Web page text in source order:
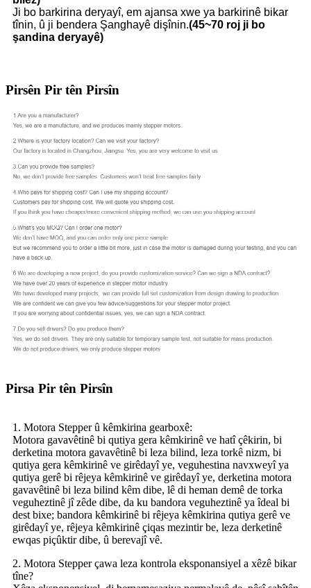
Ji bo barkirina deryayî, em ajansa xwe ya barkirinê bikar
tînin, û ji bendera Şanghayê dişînin.(45~70 roj ji bo
şandina deryayê)
Pirsên Pir tên Pirsîn
Pirsa Pir tên Pirsîn
1. Motora Stepper û kêmkirina gearboxê:
Motora gavavêtinê bi qutiya gera kêmkirinê ve hatî çêkirin, bi
derketina motora gavavêtinê bi leza bilind, leza torkê nizm, bi
qutiya gera kêmkirinê ve girêdayî ye, veguhestina navxweyî ya
qutiya gerê bi rêjeya kêmkirinê ve girêdayî ye, derketina motora
gavavêtinê bi leza bilind kêm dibe, lê di heman demê de torka
veguheztinê jî zêde dibe, da ku bandora veguheztinê ya îdeal bi
dest bixe; bandora kêmkirinê bi rêjeya kêmkirina qutiya gerê ve
girêdayî ye, rêjeya kêmkirinê çiqas mezintir be, leza derketinê
ewqas piçûktir dibe, û berevajî vê.
2. Motora Stepper çawa leza kontrola eksponansiyel a xêzê bikar
tîne?